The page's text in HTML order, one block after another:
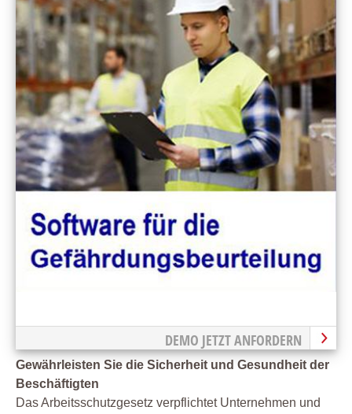
DEMO JETZT ANFORDERN
Gewährleisten Sie die Sicherheit und Gesundheit der
Beschäftigten
Das Arbeitsschutzgesetz verpflichtet Unternehmen und